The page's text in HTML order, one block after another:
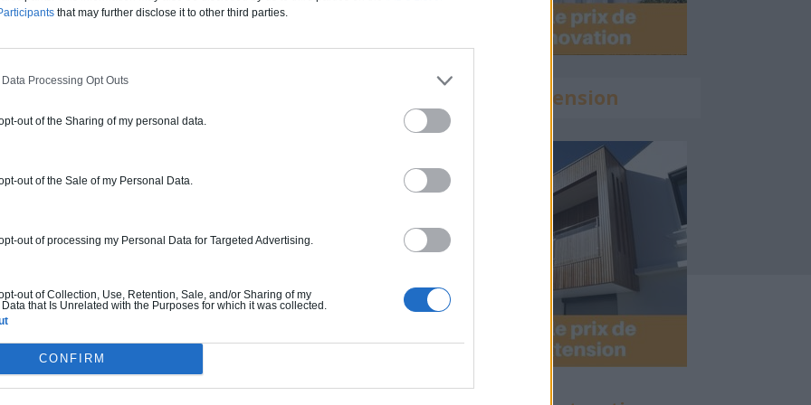
that may further disclose it to other third parties.
Processing Opt Outs
out of the Sharing of my personal data.
out of the Sale of my Personal Data.
out of processing my Personal Data for Targeted Advertising.
out of Collection, Use, Retention, Sale, and/or Sharing of my
that Is Unrelated with the Purposes for which it was collected.
CONFIRM
Un escalier rouge suspendu et retourné.
Calculette Extension